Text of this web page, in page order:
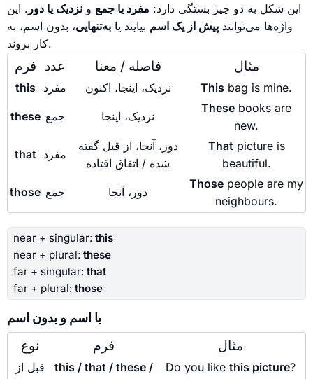
این شکل به دو چیز بستگی دارد: مفرد یا جمع و نزدیک یا دور . این
واژه‌ها می‌توانند پیش از یک اسم بیایند یا به‌تنهایی، بدون اسم، به
کار بروند.
فرم عدد فاصله / معنا مثال
this مفرد نزدیک، اینجا، اکنون This bag is mine.
these جمع نزدیک، اینجا
These books are
new.
that مفرد
دور، آنجا، از قبل گفته
شده / اتفاق افتاده
That picture is
beautiful.
those جمع دور، آنجا
Those people are my
neighbours.
near + singular: this
near + plural: these
far + singular: that
far + plural: those
با اسم و بدون اسم
نوع فرم مثال
قبل از
this / that / these /
Do you like this picture?